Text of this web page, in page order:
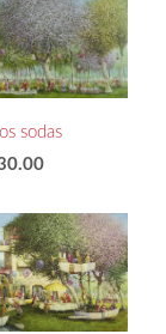
sodas